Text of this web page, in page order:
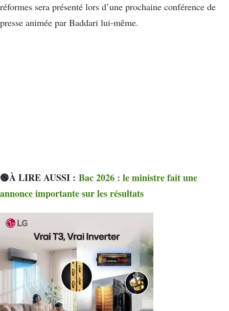
réformes sera présenté lors d’une prochaine conférence de
presse animée par Baddari lui-même.
🟢À LIRE AUSSI : Bac 2026 : le ministre fait une
annonce importante sur les résultats